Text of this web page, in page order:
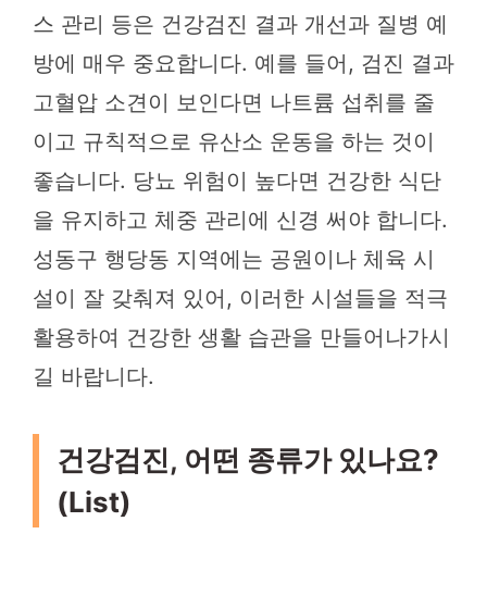
스 관리 등은 건강검진 결과 개선과 질병 예
방에 매우 중요합니다. 예를 들어, 검진 결과
고혈압 소견이 보인다면 나트륨 섭취를 줄
이고 규칙적으로 유산소 운동을 하는 것이
좋습니다. 당뇨 위험이 높다면 건강한 식단
을 유지하고 체중 관리에 신경 써야 합니다.
성동구 행당동 지역에는 공원이나 체육 시
설이 잘 갖춰져 있어, 이러한 시설들을 적극
활용하여 건강한 생활 습관을 만들어나가시
길 바랍니다.
건강검진, 어떤 종류가 있나요?
(List)